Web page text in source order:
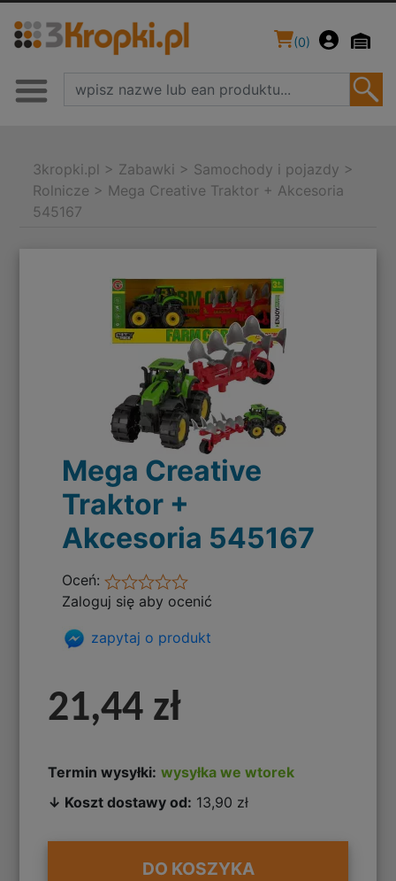
(0)
3kropki.pl > Zabawki > Samochody i pojazdy >
Rolnicze > Mega Creative Traktor + Akcesoria
545167
Mega Creative
Traktor +
Akcesoria 545167
Oceń:
Zaloguj się aby ocenić
zapytaj o produkt
21,44 zł
Termin wysyłki: wysyłka we wtorek
↓ Koszt dostawy od: 13,90 zł
DO KOSZYKA